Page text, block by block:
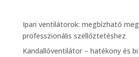
Ipari ventilátorok: megbízható
professzionális szellőztetéshez
Kandallóventilátor – hatékony és